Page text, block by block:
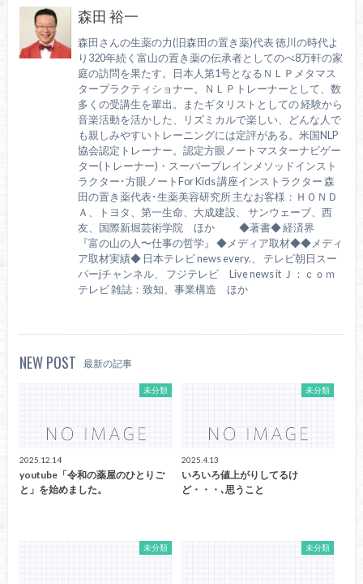
森田 裕一
森田さんの生薬の力(旧森田の置き薬)代表 徳川の時代よ
り320年続く富山の置き薬の伝承者としてのべ8万軒の家
庭の訪問を果たす。日本人第1号となるＮＬＰメタマス
タープラクティショナー。ＮＬＰトレーナーとして、数
多くの受講生を輩出。またギタリストとしての 経験から
音楽活動を活かした、リズミカルで楽しい、どんな人で
も親しみやすいトレーニングには定評がある。米国NLP
協会認定トレーナー。認定方眼ノートマスターナビゲー
ター(トレーナー)・スーパーブレインメソッドインスト
ラクター･方眼ノートFor Kids 講座インストラクター 森
田の置き薬代表･生薬美容研究所 主なお客様：ＨＯＮＤ
Ａ、トヨタ、第一生命、大成建設、 サンウェーブ、西
友、国際新堀芸術学院 ほか ◆著書◆ 経済界
『富の山の人〜仕事の哲学』 ◆メディア取材◆◆メディ
ア取材実績◆ 日本テレビ news every.、 テレビ朝日スー
パーjチャンネル、 フジテレビ Live news it Ｊ：ｃｏｍ
テレビ 雑誌：致知、事業構造 ほか
NEW POST 最新の記事
未分類
2025.12.14
youtube「令和の薬屋のひとりご
と」を始めました。
未分類
2025.4.13
いろいろ値上がりしてるけ
ど・・・､思うこと
未分類 未分類